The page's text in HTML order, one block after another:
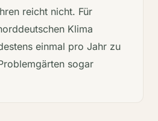
reicht nicht. Für
Klima
einmal pro Jahr zu
sogar